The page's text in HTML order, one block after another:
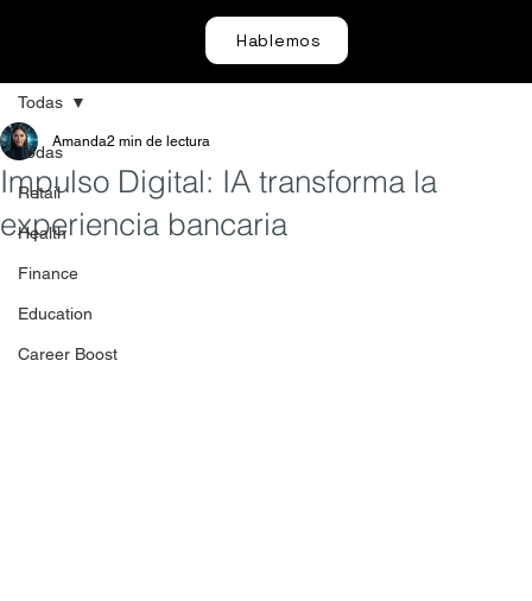
Hablemos
Todas
Retail
Health
Finance
Education
Career Boost
Todas
Impulso Digital: IA transforma la
experiencia bancaria
Amanda2 min de lectura